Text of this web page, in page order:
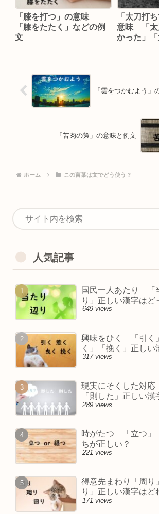
「膝を打つ」の意味
「膝をたたく」などの例
文
「太刀打
意味 「太
かった」
「雲をつかむよう」
「苦肉の策」の意味と例文
ホーム この言葉は文でどう使う？
人気記事
国民一人あたり 「
り」正しい漢字はど
649 views
興味をひく 「引く
く」「挽く」正しい
317 views
現実にそくした対応
「則した」正しい漢
289 views
時がたつ 「立つ」
ちが正しい？
221 views
得意先まわり「周り
り」正しい漢字はど
171 views